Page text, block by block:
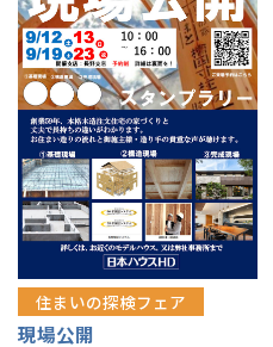
住まいの探検フェア
現場公開